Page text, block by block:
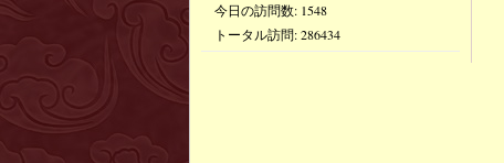
今日の訪問数: 1548
トータル訪問:286434